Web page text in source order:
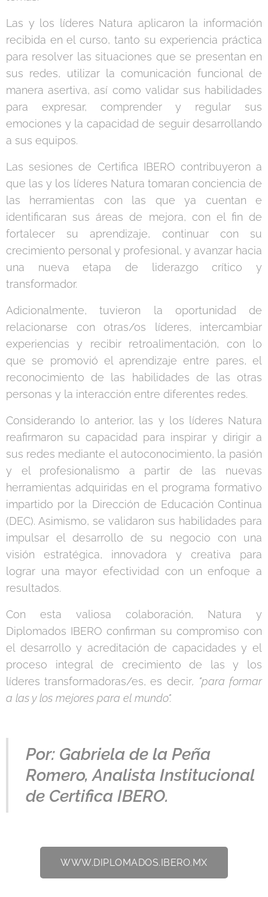
Las y los líderes Natura aplicaron la información
recibida en el curso, tanto su experiencia práctica
para resolver las situaciones que se presentan en
sus redes, utilizar la comunicación funcional de
manera asertiva, así como validar sus habilidades
para expresar, comprender y regular sus
emociones y la capacidad de seguir desarrollando
a sus equipos.
Las sesiones de Certifica IBERO contribuyeron a
que las y los líderes Natura tomaran conciencia de
las herramientas con las que ya cuentan e
identificaran sus áreas de mejora, con el fin de
fortalecer su aprendizaje, continuar con su
crecimiento personal y profesional, y avanzar hacia
una nueva etapa de liderazgo crítico y
transformador.
Adicionalmente, tuvieron la oportunidad de
relacionarse con otras/os líderes, intercambiar
experiencias y recibir retroalimentación, con lo
que se promovió el aprendizaje entre pares, el
reconocimiento de las habilidades de las otras
personas y la interacción entre diferentes redes.
Considerando lo anterior, las y los líderes Natura
reafirmaron su capacidad para inspirar y dirigir a
sus redes mediante el autoconocimiento, la pasión
y el profesionalismo a partir de las nuevas
herramientas adquiridas en el programa formativo
impartido por la Dirección de Educación Continua
(DEC). Asimismo, se validaron sus habilidades para
impulsar el desarrollo de su negocio con una
visión estratégica, innovadora y creativa para
lograr una mayor efectividad con un enfoque a
resultados.
Con esta valiosa colaboración, Natura y
Diplomados IBERO confirman su compromiso con
el desarrollo y acreditación de capacidades y el
proceso integral de crecimiento de las y los
líderes transformadoras/es, es decir, "para formar
a las y los mejores para el mundo".
Por: Gabriela de la Peña
Romero, Analista Institucional
de Certifica IBERO.
WWW.DIPLOMADOS.IBERO.MX